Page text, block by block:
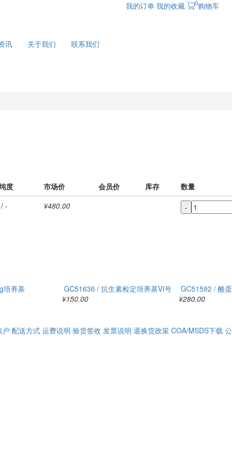
我的订单 我的收藏 0购物车
讯 关于我们 联系我们
度 市场价 会员价 库存 数量
- ¥480.00 -
培养基
GC51636 / 抗生素检定培养基VI号
¥150.00
GC51592 / 酪
¥280.00
户 配送方式 运费说明 验货签收 发票说明 退换货政策 COA/MSDS下载